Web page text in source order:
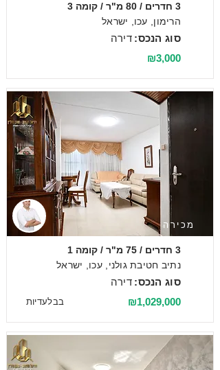
3 חדרים / 80 מ"ר / קומה 3
הרימון, עכו, ישראל
דירה סוג הנכס:
₪3,000
מכירה
3 חדרים / 75 מ"ר / קומה 1
נתיב חטיבת גולני, עכו, ישראל
דירה סוג הנכס:
בבלעדיות ₪1,029,000